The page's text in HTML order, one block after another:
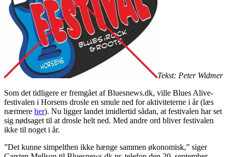
Tekst: Peter Widmer
Som det tidligere er fremgået af Bluesnews.dk, ville Blues Alive-
festivalen i Horsens drosle en smule ned for aktiviteterne i år (læs
nærmere her). Nu ligger landet imidlertid sådan, at festivalen har set
sig nødsaget til at drosle helt ned. Med andre ord bliver festivalen
ikke til noget i år.
”Det kunne simpelthen ikke hænge sammen økonomisk,” siger